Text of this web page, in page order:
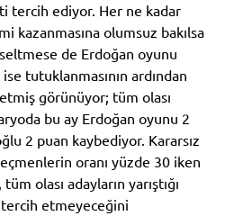
tercih ediyor. Her ne kadar
kazanmasına olumsuz bakılsa
de Erdoğan oyunu
tutuklanmasının ardından
görünüyor; tüm olası
bu ay Erdoğan oyunu 2
2 puan kaybediyor. Kararsız
oranı yüzde 30 iken
olası adayların yarıştığı
etmeyeceğini